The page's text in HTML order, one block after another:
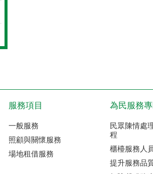
服務項目
一般服務
照顧與關懷服務
場地租借服務
為民服務
民眾陳情處
程
櫃檯服務人
提升服務品